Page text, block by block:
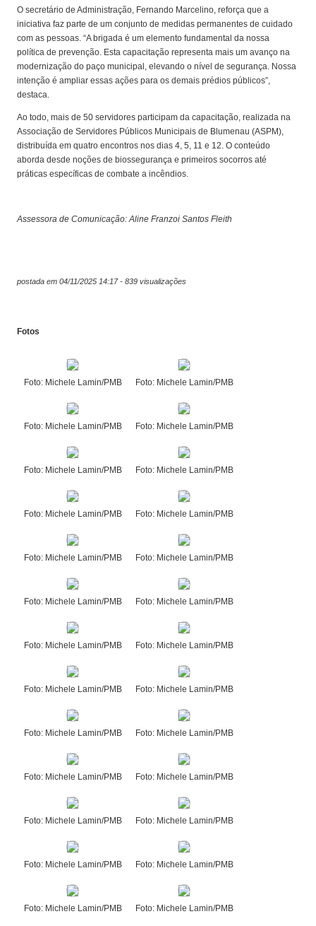
O secretário de Administração, Fernando Marcelino, reforça que a
iniciativa faz parte de um conjunto de medidas permanentes de cuidado
com as pessoas. “A brigada é um elemento fundamental da nossa
política de prevenção. Esta capacitação representa mais um avanço na
modernização do paço municipal, elevando o nível de segurança. Nossa
intenção é ampliar essas ações para os demais prédios públicos”,
destaca.
Ao todo, mais de 50 servidores participam da capacitação, realizada na
Associação de Servidores Públicos Municipais de Blumenau (ASPM),
distribuída em quatro encontros nos dias 4, 5, 11 e 12. O conteúdo
aborda desde noções de biossegurança e primeiros socorros até
práticas específicas de combate a incêndios.
Assessora de Comunicação: Aline Franzoi Santos Fleith
postada em 04/11/2025 14:17 - 839 visualizações
Fotos
Foto: Michele Lamin/PMB Foto: Michele Lamin/PMB
Foto: Michele Lamin/PMB Foto: Michele Lamin/PMB
Foto: Michele Lamin/PMB Foto: Michele Lamin/PMB
Foto: Michele Lamin/PMB Foto: Michele Lamin/PMB
Foto: Michele Lamin/PMB Foto: Michele Lamin/PMB
Foto: Michele Lamin/PMB Foto: Michele Lamin/PMB
Foto: Michele Lamin/PMB Foto: Michele Lamin/PMB
Foto: Michele Lamin/PMB Foto: Michele Lamin/PMB
Foto: Michele Lamin/PMB Foto: Michele Lamin/PMB
Foto: Michele Lamin/PMB Foto: Michele Lamin/PMB
Foto: Michele Lamin/PMB Foto: Michele Lamin/PMB
Foto: Michele Lamin/PMB Foto: Michele Lamin/PMB
Foto: Michele Lamin/PMB Foto: Michele Lamin/PMB